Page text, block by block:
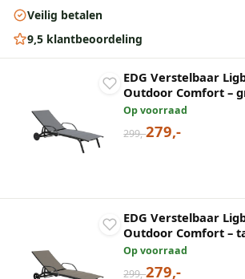
Veilig betalen
9,5 klantbeoordeling
EDG Verstelbaar
Outdoor Comfort –
Op voorraad
299,-279,-
EDG Verstelbaar
Outdoor Comfort –
Op voorraad
299,-279,-